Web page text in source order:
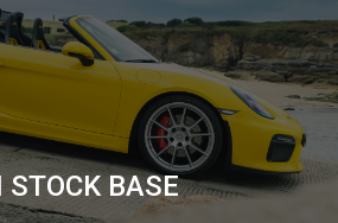
STOCK BASE